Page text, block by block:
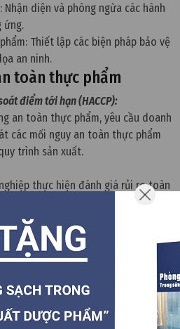
diện và phòng ngừa các hành
ứng.
Thiết lập các biện pháp bảo vệ
an ninh.
toàn thực phẩm
điểm tới hạn (HACCP):
an toàn thực phẩm, yêu cầu doanh
các mối nguy an toàn thực phẩm
trình sản xuất.
nghiệp thực hiện đánh giá rủi ro toàn
trong chuỗi cung ứng và thiết
này bao gồm cả rủi ro về gian
khác liên quan đến quy trình sản
và báo cáo
gốc toàn diện:
nghiệp thiết lập hệ thống truy xuất